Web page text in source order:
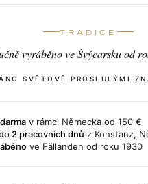
TRADICE
vyráběno ve Švýcarsku od
SVĚTOVĚ PROSLULÝMI
v rámci Německa od 150 €
2 pracovních dnů z Konstanz,
ve Fällanden od roku 1930